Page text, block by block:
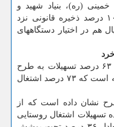
خمینی (ره)، بنیاد شهید و
سازمان بهزیستی بوده و بعد از کسر ۱۰ درصد ذخیره قانونی نزد
و ۲۷ میلیارد ریال هم در اختیار دستگاههای
بررسی آماری از آن حکایت می کند که ۶۳ درصد تسهیلات به طرح
های خرد و کمتر از ۱۰ نفر اختصاص یافته است که ۷۳ درصد اشتغال
نشان داده است که از
دریافت کننده تسهیلات اشتغال روستایی